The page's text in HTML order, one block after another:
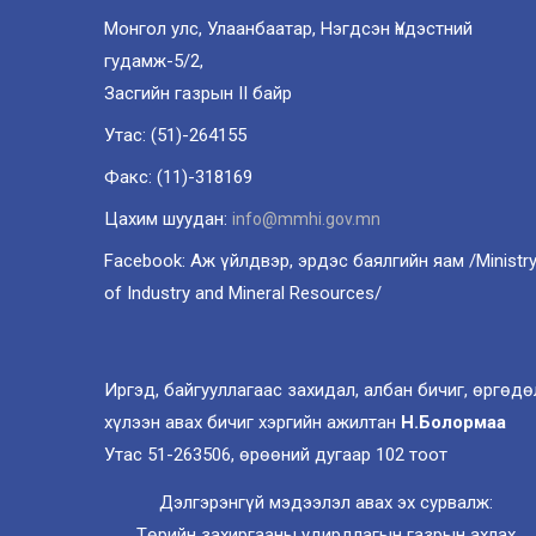
Монгол улс, Улаанбаатар, Нэгдсэн Үндэстний
гудамж-5/2,
Засгийн газрын II байр
Утас: (51)-264155
Факс: (11)-318169
Цахим шуудан: info@mmhi.gov.mn
Facebook: Аж үйлдвэр, эрдэс баялгийн яам /Ministry
of Industry and Mineral Resources/
Иргэд, байгууллагаас захидал, албан бичиг,
хүлээн авах бичиг хэргийн ажилтан Н.Болормаа
Утас 51-263506, өрөөний дугаар 102 тоот
Дэлгэрэнгүй мэдээлэл авах эх сурвалж: